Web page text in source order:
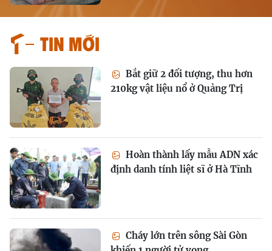
Tin mới
Bắt giữ 2 đối tượng, thu hơn
210kg vật liệu nổ ở Quảng Trị
Hoàn thành lấy mẫu ADN xác
định danh tính liệt sĩ ở Hà Tĩnh
Cháy lớn trên sông Sài Gòn